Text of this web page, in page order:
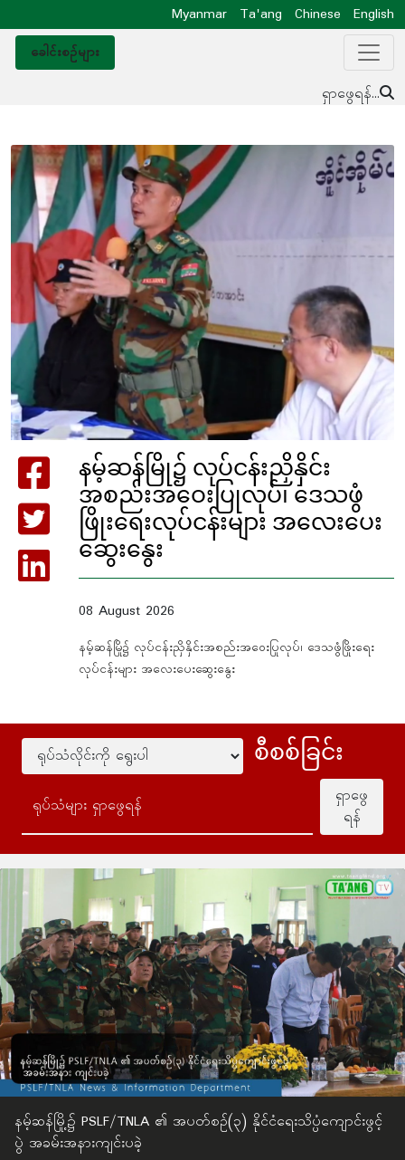
Myanmar Ta'ang Chinese
English
ခေါင်းစဥ်များ
ရှာဖွေရန်...
နမ့်ဆန်မြို၌ လုပ်ငန်းညှိနှိင်း
အစည်းအဝေးပြုလုပ်၊ ဒေသဖွံ
ဖြိုးရေးလုပ်ငန်းများ အလေးပေး
ဆွေးနွေး
08 August 2026
နမ့်ဆန်မြို၌ လုပ်ငန်းညှိနှိင်းအစည်းအဝေးပြုလုပ်၊ ဒေသဖွံဖြိုးရေး
လုပ်ငန်းများ အလေးပေးဆွေးနွေး
စီစစ်ခြင်း
ရှာဖွေ
ရန်
နမ့်ဆန်မြို့၌ PSLF/TNLA ၏ အပတ်စဥ်(၃) နိုင်ငံရေးသိပ္ပံကျောင်းဖွင့်
ပွဲ အခမ်းအနားကျင်းပခဲ့